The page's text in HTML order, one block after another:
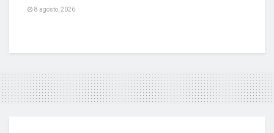
8 agosto, 2026